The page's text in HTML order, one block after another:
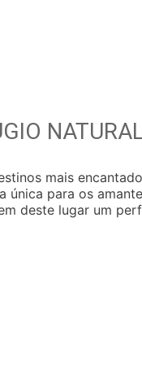
mais
para os
deste lugar um